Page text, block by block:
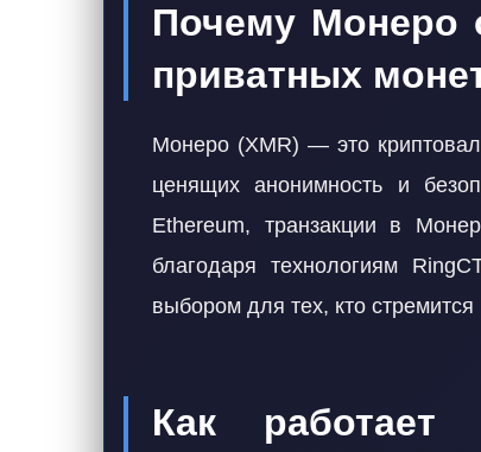
Почему Монеро
приватных
Монеро (XMR) — это
ценящих анонимность и
Ethereum, транзакции в
благодаря технологиям
выбором для тех, кто
Как работает